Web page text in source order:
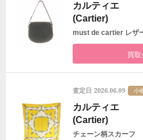
カルティエ
(Cartier)
must de cartier レザ
買取
査定日 2026.06.09 小
カルティエ
(Cartier)
チェーン柄スカーフ